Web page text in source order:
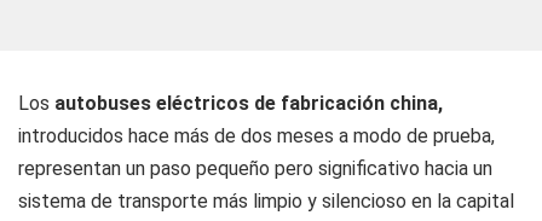
Los autobuses eléctricos de fabricación china,
introducidos hace más de dos meses a modo de prueba,
representan un paso pequeño pero significativo hacia un
sistema de transporte más limpio y silencioso en la capital